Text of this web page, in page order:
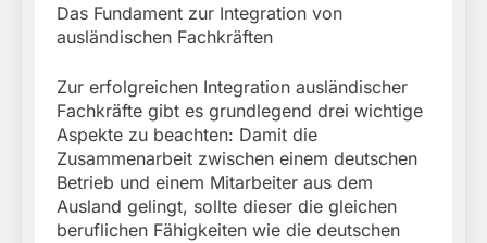
Das Fundament zur Integration von
ausländischen Fachkräften
Zur erfolgreichen Integration ausländischer
Fachkräfte gibt es grundlegend drei wichtige
Aspekte zu beachten: Damit die
Zusammenarbeit zwischen einem deutschen
Betrieb und einem Mitarbeiter aus dem
Ausland gelingt, sollte dieser die gleichen
beruflichen Fähigkeiten wie die deutschen